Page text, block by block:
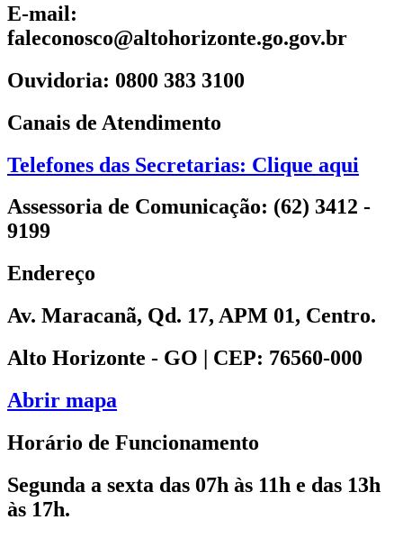
E-mail:
faleconosco@altohorizonte.go.gov.br
Ouvidoria: 0800 383 3100
Canais de Atendimento
Telefones das Secretarias: Clique aqui
Assessoria de Comunicação: (62) 3412 -
9199
Endereço
Av. Maracanã, Qd. 17, APM 01, Centro.
Alto Horizonte - GO | CEP: 76560-000
Abrir mapa
Horário de Funcionamento
Segunda a sexta das 07h às 11h e das 13h
às 17h.